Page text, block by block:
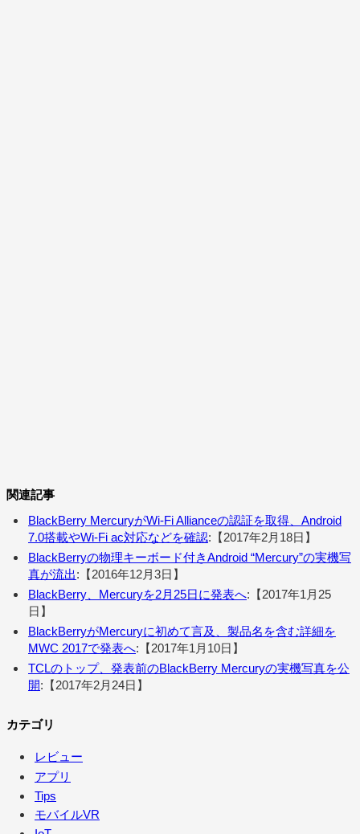
関連記事
BlackBerry MercuryがWi-Fi Allianceの認証を取得、Android
7.0搭載やWi-Fi ac対応などを確認:【2017年2月18日】
BlackBerryの物理キーボード付きAndroid “Mercury”の実機写
真が流出:【2016年12月3日】
BlackBerry、Mercuryを2月25日に発表へ:【2017年1月25
日】
BlackBerryがMercuryに初めて言及、製品名を含む詳細を
MWC 2017で発表へ:【2017年1月10日】
TCLのトップ、発表前のBlackBerry Mercuryの実機写真を公
開:【2017年2月24日】
カテゴリ
レビュー
アプリ
Tips
モバイルVR